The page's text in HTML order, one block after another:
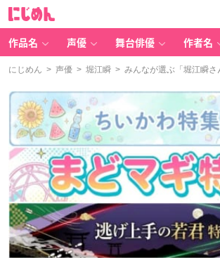
作品名 声優 舞台俳優 作者名
にじめん > 声優 > 堀江瞬 > みんなが選ぶ「堀江瞬さ